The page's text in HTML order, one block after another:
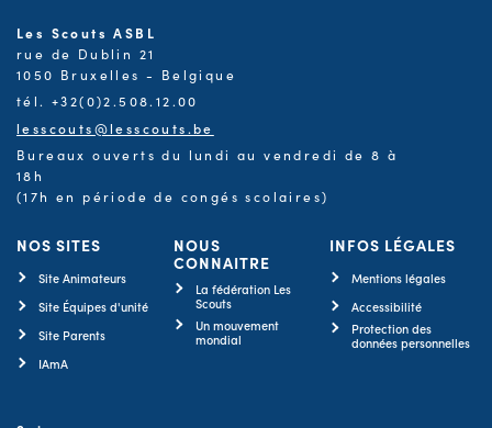
Les Scouts ASBL
rue de Dublin 21
1050 Bruxelles - Belgique
tél. +32(0)2.508.12.00
lesscouts@lesscouts.be
Bureaux ouverts du lundi au vendredi de 8 à
18h
(17h en période de congés scolaires)
NOS SITES
Site Animateurs
Site Équipes d'unité
Site Parents
IAmA
NOUS
CONNAITRE
La fédération Les
Scouts
Un mouvement
mondial
INFOS LÉGALES
Mentions légales
Accessibilité
Protection des
données personnelles